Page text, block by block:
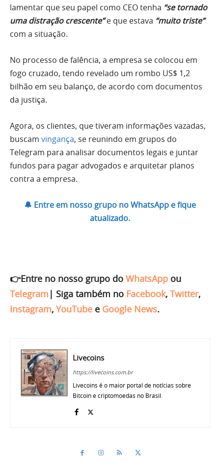
lamentar que seu papel como CEO tenha “se tornado
uma distração crescente”e que estava “muito triste”
com a situação.
No processo de falência, a empresa se colocou em
fogo cruzado, tendo revelado um rombo US$ 1,2
bilhão em seu balanço, de acordo com documentos
da justiça.
Agora, os clientes, que tiveram informações vazadas,
buscam vingança, se reunindo em grupos do
Telegram para analisar documentos legais e juntar
fundos para pagar advogados e arquitetar planos
contra a empresa.
🔔 Entre em nosso grupo no WhatsApp e fique
atualizado.
👉Entre no nosso grupo do WhatsApp ou
Telegram | Siga também no Facebook, Twitter,
Instagram, YouTube e Google News.
Livecoins
https://livecoins.com.br
Livecoins é o maior portal de notícias sobre
Bitcoin e criptomoedas no Brasil.